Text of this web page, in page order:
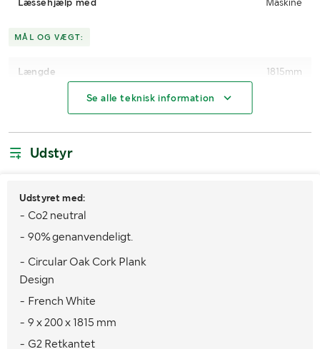
MÅL OG VÆGT:
Længde 1815mm
Se alle teknisk information
Udstyr
Udstyret med:
- Co2 neutral
- 90% genanvendeligt.
- Circular Oak Cork Plank
Design
- French White
- 9 x 200 x 1815 mm
- G2 Retkantet